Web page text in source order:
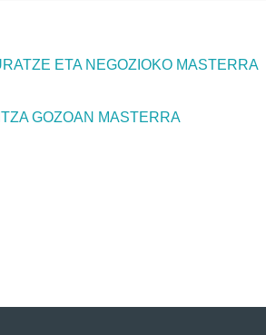
ETA NEGOZIOKO MASTERRA
GOZOAN MASTERRA